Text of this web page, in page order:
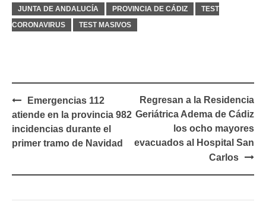
JUNTA DE ANDALUCÍA
PROVINCIA DE CÁDIZ
TEST
CORONAVIRUS
TEST MASIVOS
Navegación
de
entradas
Emergencias 112
atiende en la provincia 982
incidencias durante el
primer tramo de Navidad
Regresan a la Residencia
Geriátrica Adema de Cádiz
los ocho mayores
evacuados al Hospital San
Carlos